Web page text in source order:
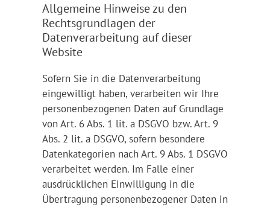
Allgemeine Hinweise zu den
Rechtsgrundlagen der
Datenverarbeitung auf dieser
Website
Sofern Sie in die Datenverarbeitung
eingewilligt haben, verarbeiten wir Ihre
personenbezogenen Daten auf Grundlage
von Art. 6 Abs. 1 lit. a DSGVO bzw. Art. 9
Abs. 2 lit. a DSGVO, sofern besondere
Datenkategorien nach Art. 9 Abs. 1 DSGVO
verarbeitet werden. Im Falle einer
ausdrücklichen Einwilligung in die
Übertragung personenbezogener Daten in